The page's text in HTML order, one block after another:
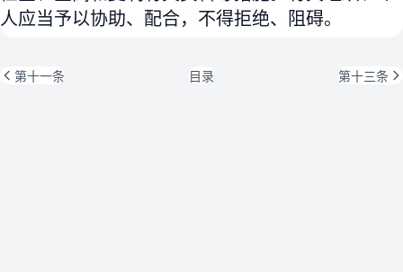
人应当予以协助、配合，不得拒绝、阻碍。
第十一条 目录 第十三条